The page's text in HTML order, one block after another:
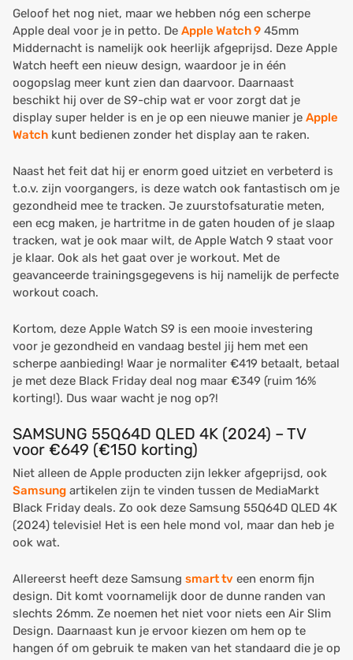
Geloof het nog niet, maar we hebben nóg een scherpe
Apple deal voor je in petto. De Apple Watch 9 45mm
Middernacht is namelijk ook heerlijk afgeprijsd. Deze Apple
Watch heeft een nieuw design, waardoor je in één
oogopslag meer kunt zien dan daarvoor. Daarnaast
beschikt hij over de S9-chip wat er voor zorgt dat je
display super helder is en je op een nieuwe manier je Apple
Watch kunt bedienen zonder het display aan te raken.
Naast het feit dat hij er enorm goed uitziet en verbeterd is
t.o.v. zijn voorgangers, is deze watch ook fantastisch om je
gezondheid mee te tracken. Je zuurstofsaturatie meten,
een ecg maken, je hartritme in de gaten houden of je slaap
tracken, wat je ook maar wilt, de Apple Watch 9 staat voor
je klaar. Ook als het gaat over je workout. Met de
geavanceerde trainingsgegevens is hij namelijk de perfecte
workout coach.
Kortom, deze Apple Watch S9 is een mooie investering
voor je gezondheid en vandaag bestel jij hem met een
scherpe aanbieding! Waar je normaliter €419 betaalt, betaal
je met deze Black Friday deal nog maar €349 (ruim 16%
korting!). Dus waar wacht je nog op?!
SAMSUNG 55Q64D QLED 4K (2024) – TV
voor €649 (€150 korting)
Niet alleen de Apple producten zijn lekker afgeprijsd, ook
Samsung artikelen zijn te vinden tussen de MediaMarkt
Black Friday deals. Zo ook deze Samsung 55Q64D QLED 4K
(2024) televisie! Het is een hele mond vol, maar dan heb je
ook wat.
Allereerst heeft deze Samsung smart tv een enorm fijn
design. Dit komt voornamelijk door de dunne randen van
slechts 26mm. Ze noemen het niet voor niets een Air Slim
Design. Daarnaast kun je ervoor kiezen om hem op te
hangen óf om gebruik te maken van het standaard die je op